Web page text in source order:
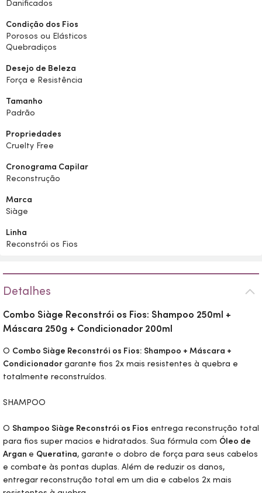
Danificados
Condição dos Fios
Porosos ou Elásticos
Quebradiços
Desejo de Beleza
Força e Resistência
Tamanho
Padrão
Propriedades
Cruelty Free
Cronograma Capilar
Reconstrução
Marca
Siàge
Linha
Reconstrói os Fios
Detalhes
Combo Siàge Reconstrói os Fios: Shampoo 250ml +
Máscara 250g + Condicionador 200ml
O Combo Siàge Reconstrói os Fios: Shampoo + Máscara +
Condicionadorgarante fios 2x mais resistentes à quebra e
totalmente reconstruídos.
SHAMPOO
O Shampoo Siàge Reconstrói os Fios entrega reconstrução total
para fios super macios e hidratados. Sua fórmula com Óleo de
Argan e Queratina, garante o dobro de força para seus cabelos
e combate às pontas duplas. Além de reduzir os danos,
entregar reconstrução total em um dia e cabelos 2x mais